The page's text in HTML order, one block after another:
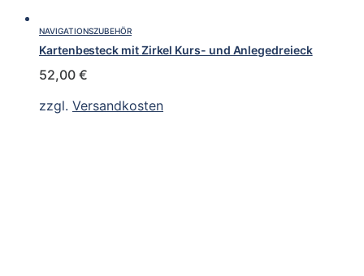
NAVIGATIONSZUBEHÖR
Kartenbesteck mit Zirkel Kurs- und Anlegedreieck
52,00 €
zzgl. Versandkosten